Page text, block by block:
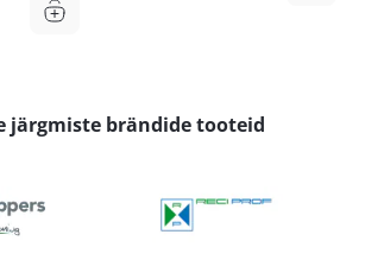
järgmiste brändide tooteid